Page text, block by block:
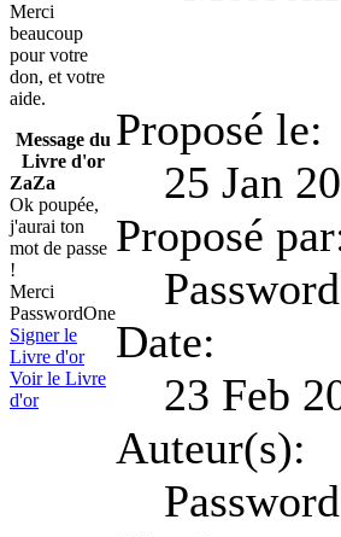
Merci
beaucoup
pour votre
don, et votre
aide.
Message du
Livre d'or
ZaZa
Ok poupée,
j'aurai ton
mot de passe
!
Merci
PasswordOne
Signer le
Livre d'or
Voir le Livre
d'or
Proposé le:
25 Jan
Proposé
Date:
23 Feb
Auteur(s):